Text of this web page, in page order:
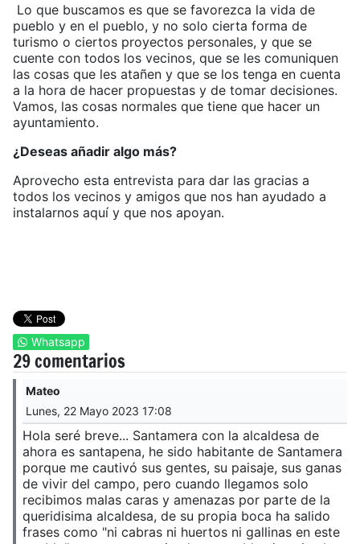
Lo que buscamos es que se favorezca la vida de
pueblo y en el pueblo, y no solo cierta forma de
turismo o ciertos proyectos personales, y que se
cuente con todos los vecinos, que se les comuniquen
las cosas que les atañen y que se los tenga en cuenta
a la hora de hacer propuestas y de tomar decisiones.
Vamos, las cosas normales que tiene que hacer un
ayuntamiento.
¿Deseas añadir algo más?
Aprovecho esta entrevista para dar las gracias a
todos los vecinos y amigos que nos han ayudado a
instalarnos aquí y que nos apoyan.
Whatsapp
29 comentarios
Mateo
Lunes, 22 Mayo 2023 17:08
Hola seré breve... Santamera con la alcaldesa de
ahora es santapena, he sido habitante de Santamera
porque me cautivó sus gentes, su paisaje, sus ganas
de vivir del campo, pero cuando llegamos solo
recibimos malas caras y amenazas por parte de la
queridisima alcaldesa, de su propia boca ha salido
frases como "ni cabras ni huertos ni gallinas en este